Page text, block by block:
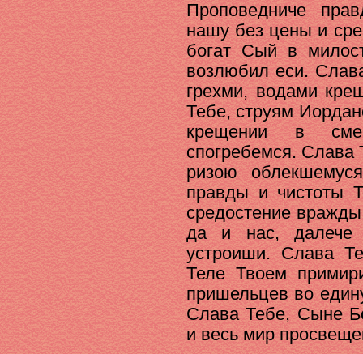
Проповедниче
нашу без цены и
богат Сый в
возлюбил еси.
грехми, водами
Тебе, струям
крещении в
спогребемся. Слава
ризою
правды и чистоты
средостение
да и нас,
устроиши. Слава
Теле Твоем
пришельцев во
Слава Тебе, Сыне
и весь мир